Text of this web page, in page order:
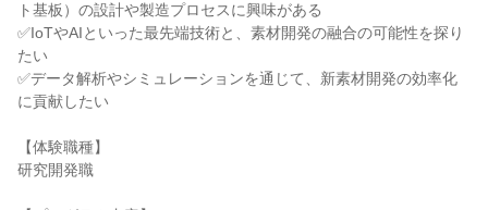
ト基板）の設計や製造プロセスに興味がある
✅IoTやAIといった最先端技術と、素材開発の融合の可能性を探り
たい
✅データ解析やシミュレーションを通じて、新素材開発の効率化
に貢献したい
【体験職種】
研究開発職